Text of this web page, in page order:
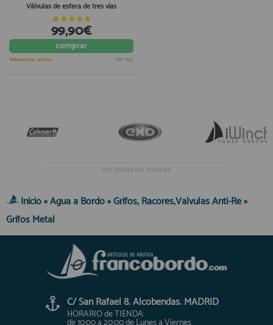
Válvulas de esfera de tres vías
99,90€
comprar
Seleccionar opción IVA incl.
ver todas las marcas
Inicio»Agua a Bordo»Grifos, Racores,Valvulas Anti-Re»
Grifos Metal
C/ San Rafael 8. Alcobendas. MADRID
HORARIO de TIENDA: